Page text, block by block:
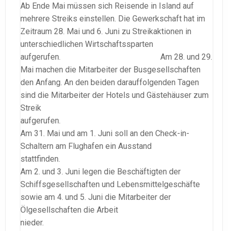
Ab Ende Mai müssen sich Reisende in Island auf
mehrere Streiks einstellen. Die Gewerkschaft hat im
Zeitraum 28. Mai und 6. Juni zu Streikaktionen in
unterschiedlichen Wirtschaftssparten
aufgerufen. Am 28. und 29.
Mai machen die Mitarbeiter der Busgesellschaften
den Anfang. An den beiden darauffolgenden Tagen
sind die Mitarbeiter der Hotels und Gästehäuser zum
Streik
aufgerufen.
Am 31. Mai und am 1. Juni soll an den Check-in-
Schaltern am Flughafen ein Ausstand
Am 2. und 3. Juni legen die Beschäftigten der
Schiffsgesellschaften und Lebensmittelgeschäfte
sowie am 4. und 5. Juni die Mitarbeiter der
Ölgesellschaften die Arbeit
nieder.